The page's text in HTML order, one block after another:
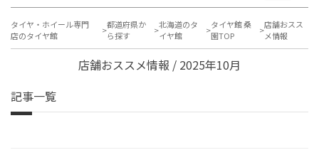
タイヤ・ホイール専門
店のタイヤ館
都道府県か
ら探す
北海道のタ
イヤ館
タイヤ館 桑
園TOP
店舗おスス
メ情報
店舗おススメ情報 / 2025年10月
記事一覧